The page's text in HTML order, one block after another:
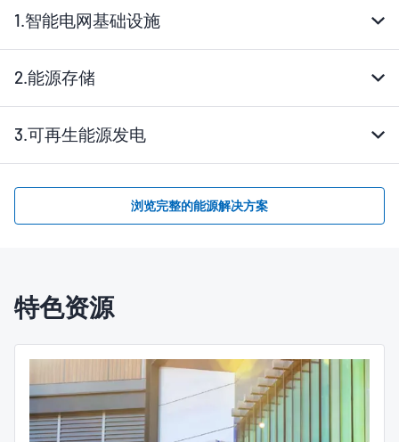
1.智能电网基础设施
2.能源存储
3.可再生能源发电
浏览完整的能源解决方案
特色资源